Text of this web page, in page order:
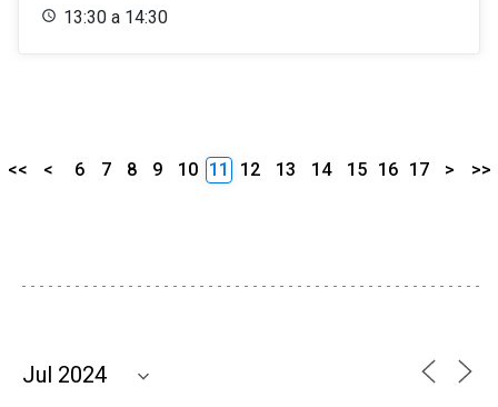
13:30 a 14:30
<< < 6 7 8 9 10 11 12 13 14 15 16 17 > >>